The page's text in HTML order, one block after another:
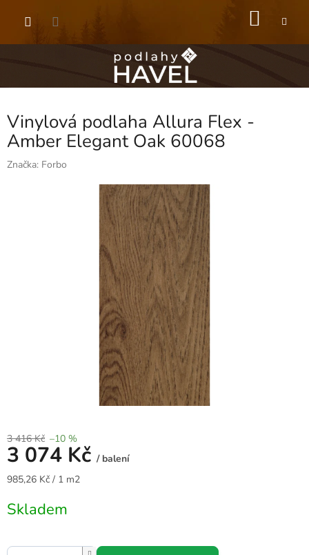
Vinylová podlaha Allura Flex -
Amber Elegant Oak 60068
Značka: Forbo
3 416 Kč –10 %
3 074 Kč / balení
Měrná
985,26 Kč / 1 m2
Skladem